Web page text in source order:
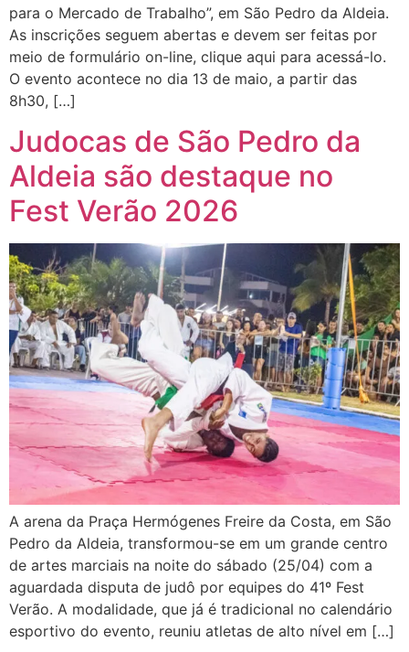
para o Mercado de Trabalho”, em São Pedro da Aldeia.
As inscrições seguem abertas e devem ser feitas por
meio de formulário on-line, clique aqui para acessá-lo.
O evento acontece no dia 13 de maio, a partir das
8h30, […]
Judocas de São Pedro da
Aldeia são destaque no
Fest Verão 2026
A arena da Praça Hermógenes Freire da Costa, em São
Pedro da Aldeia, transformou-se em um grande centro
de artes marciais na noite do sábado (25/04) com a
aguardada disputa de judô por equipes do 41º Fest
Verão. A modalidade, que já é tradicional no calendário
esportivo do evento, reuniu atletas de alto nível em […]